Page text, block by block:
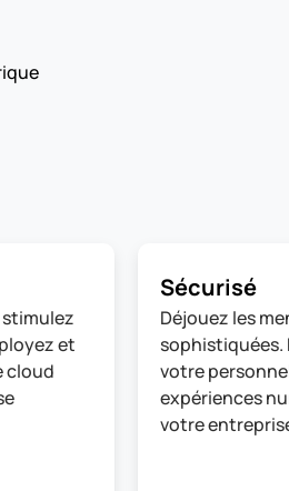
et
cloud
Sécurisé
Déjouez les
sophistiquées.
votre
expériences
votre